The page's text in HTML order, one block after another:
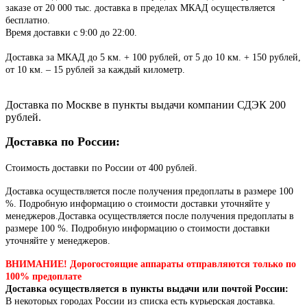
заказе от 20 000 тыс. доставка в пределах МКАД осуществляется
бесплатно.
Время доставки с 9:00 до 22:00.
Доставка за МКАД до 5 км. + 100 рублей, от 5 до 10 км. + 150 рублей,
от 10 км. – 15 рублей за каждый километр.
Доставка по Москве в пункты выдачи компании СДЭК 200
рублей.
Доставка по России:
Стоимость доставки по России от 400 рублей.
Доставка осуществляется после получения предоплаты в размере 100
%. Подробную информацию о стоимости доставки уточняйте у
менеджеров.Доставка осуществляется после получения предоплаты в
размере 100 %. Подробную информацию о стоимости доставки
уточняйте у менеджеров.
ВНИМАНИЕ! Дорогостоящие аппараты отправляются только по
100% предоплате
Доставка осуществляется в пункты выдачи или почтой России:
В некоторых городах России из списка есть курьерская доставка.